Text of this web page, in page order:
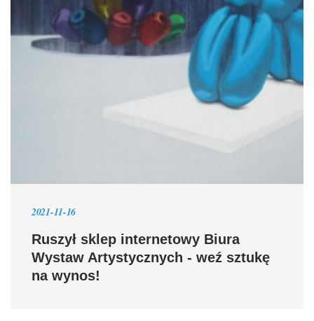
2021-11-16
Ruszył sklep internetowy Biura
Wystaw Artystycznych - weź sztukę
na wynos!